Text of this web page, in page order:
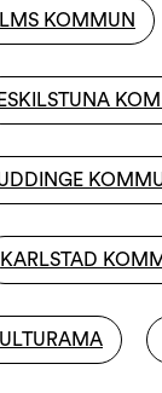
KOMMUN
ESKILSTUNA
KARLSTAD